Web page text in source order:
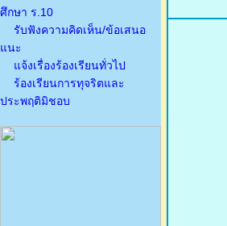
ศึกษา ร.10
รับฟังความคิดเห็น/ข้อเสนอ
แนะ
แจ้งเรื่องร้องเรียนทั่วไป
ร้องเรียนการทุจริตและ
ประพฤติมิชอบ